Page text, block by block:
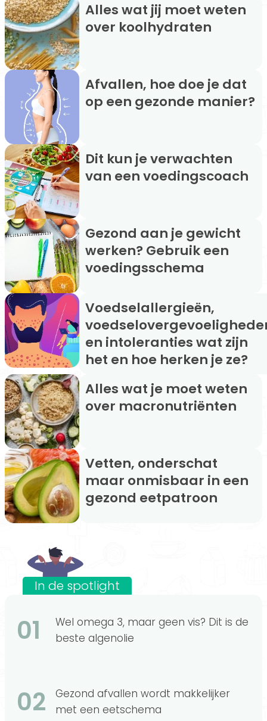
Alles wat jij moet weten
over koolhydraten
Afvallen, hoe doe je dat
op een gezonde manier?
Dit kun je verwachten
van een voedingscoach
Gezond aan je gewicht
werken? Gebruik een
voedingsschema
Voedselallergieën,
en intoleranties wat zijn
het en hoe herken je ze?
Alles wat je moet weten
over macronutriënten
Vetten, onderschat
maar onmisbaar in een
gezond eetpatroon
In de spotlight
01
Wel omega 3, maar geen vis? Dit is de
beste algenolie
02
Gezond afvallen wordt makkelijker
met een eetschema